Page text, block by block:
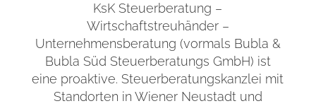
KsK Steuerberatung –
Wirtschaftstreuhänder –
Unternehmensberatung (vormals Bubla &
Bubla Süd Steuerberatungs GmbH) ist
eine proaktive. Steuerberatungskanzlei mit
Standorten in Wiener Neustadt und